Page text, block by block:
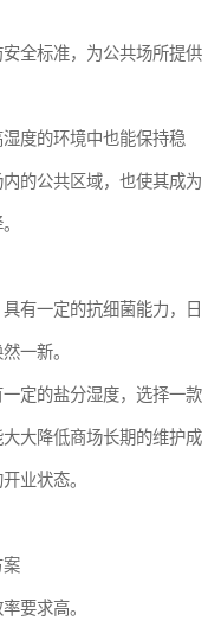
全标准，为公共场所提供
度的环境中也能保持稳
的公共区域，也使其成为
有一定的抗细菌能力，日
一新。
定的盐分湿度，选择一款
大降低商场长期的维护成
业状态。
案
要求高。